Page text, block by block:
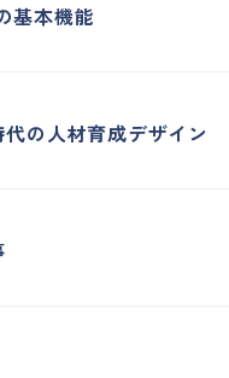
基本機能
の人材育成デザイン